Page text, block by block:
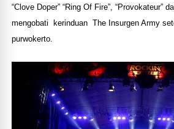
“Clove Doper” “Ring Of Fire”, “Provokateur”
mengobati kerinduan The Insurgen Army
purwokerto.